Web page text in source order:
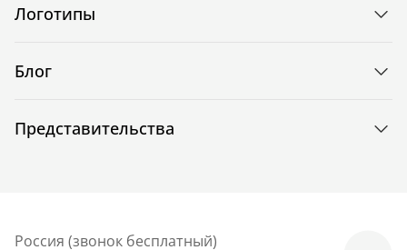
Логотипы
Блог
Представительства
Россия (звонок бесплатный)